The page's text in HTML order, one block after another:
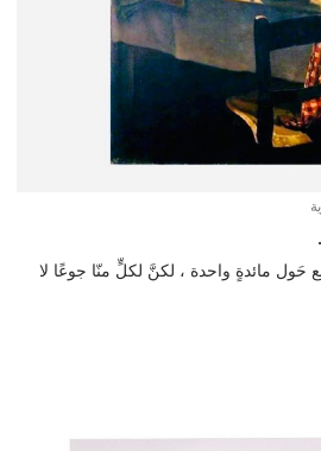
حَول مائدةٍ واحدة ، لكنَّ لكلٍّ منّا جوعًا لا